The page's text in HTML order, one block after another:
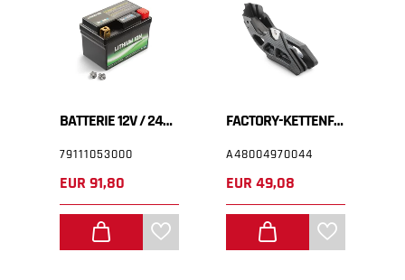
BATTERIE 12V / 24WH
79111053000
EUR 91,80
FACTORY-KETTENFÜHRUNG
A48004970044
EUR 49,08